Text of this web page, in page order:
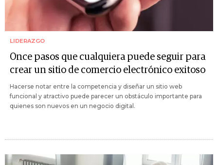
LIDERAZGO
Once pasos que cualquiera puede seguir para
crear un sitio de comercio electrónico exitoso
Hacerse notar entre la competencia y diseñar un sitio web
funcional y atractivo puede parecer un obstáculo importante para
quienes son nuevos en un negocio digital.